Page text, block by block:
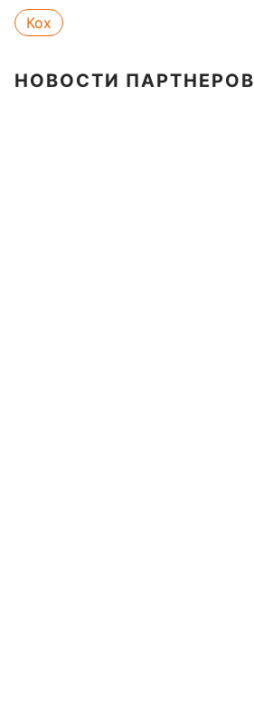
Кох
НОВОСТИ ПАРТНЕРОВ